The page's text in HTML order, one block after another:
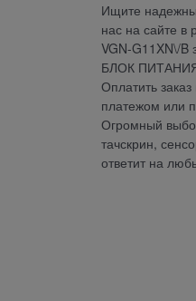
Ищите
нас на сайте
VGN-G11XN\/B
БЛОК ПИТАНИЯ
Оплатить
платежом или
Огромный
тачскрин,
ответит на